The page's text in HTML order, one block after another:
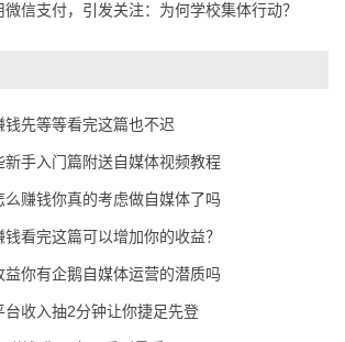
信支付，引发关注：为何学校集体行动？
先等等看完这篇也不迟
新手入门篇附送自媒体视频教程
赚钱你真的考虑做自媒体了吗
看完这篇可以增加你的收益？
你有企鹅自媒体运营的潜质吗
台收入抽2分钟让你捷足先登